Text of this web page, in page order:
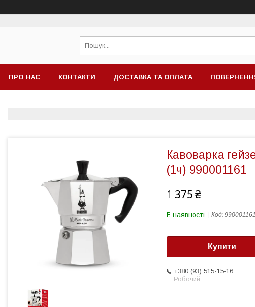
ПРО НАС КОНТАКТИ ДОСТАВКА ТА ОПЛАТА
Кавоварка
(1ч) 990001161
1 375 ₴
В наявності Код: 990001161
Купити
+380 (93) 515-15-16
Робочий